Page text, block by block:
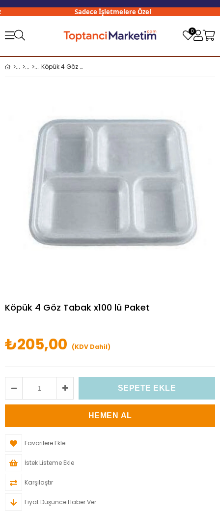
Sadece İşletmelere Özel
0
Köpük 4 Göz Tabak x100 lü Paket
Köpük 4 Göz Tabak x100 lü Paket
₺205,00 (KDV Dahil)
Favorilere Ekle
İstek Listeme Ekle
Karşılaştır
Fiyat Düşünce Haber Ver